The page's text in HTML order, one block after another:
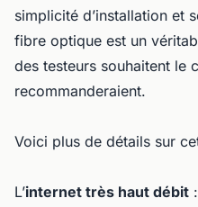
simplicité d’installation et
fibre optique est un
des testeurs souhaitent le
recommanderaient.
Voici plus de détails sur
L’internet très haut débit